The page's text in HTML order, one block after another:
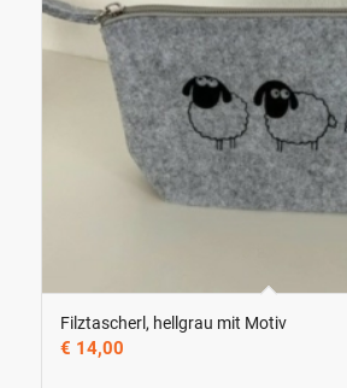
Filztascherl, hellgrau mit Motiv
€ 14,00